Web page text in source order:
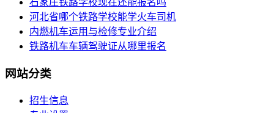
石家庄铁路学校现在还能报名吗
河北省哪个铁路学校能学火车司机
内燃机车运用与检修专业介绍
铁路机车车辆驾驶证从哪里报名
网站分类
招生信息